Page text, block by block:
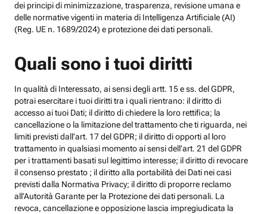
dei principi di minimizzazione, trasparenza, revisione umana e
delle normative vigenti in materia di Intelligenza Artificiale (AI)
(Reg. UE n. 1689/2024) e protezione dei dati personali.
Quali sono i tuoi diritti
In qualità di Interessato, ai sensi degli artt. 15 e ss. del GDPR,
potrai esercitare i tuoi diritti tra i quali rientrano: il diritto di
accesso ai tuoi Dati; il diritto di chiedere la loro rettifica; la
cancellazione o la limitazione del trattamento che ti riguarda, nei
limiti previsti dall’art. 17 del GDPR; il diritto di opporti al loro
trattamento in qualsiasi momento ai sensi dell’art. 21 del GDPR
per i trattamenti basati sul legittimo interesse; il diritto di revocare
il consenso prestato ; il diritto alla portabilità dei Dati nei casi
previsti dalla Normativa Privacy; il diritto di proporre reclamo
all’Autorità Garante per la Protezione dei dati personali. La
revoca, cancellazione e opposizione lascia impregiudicata la